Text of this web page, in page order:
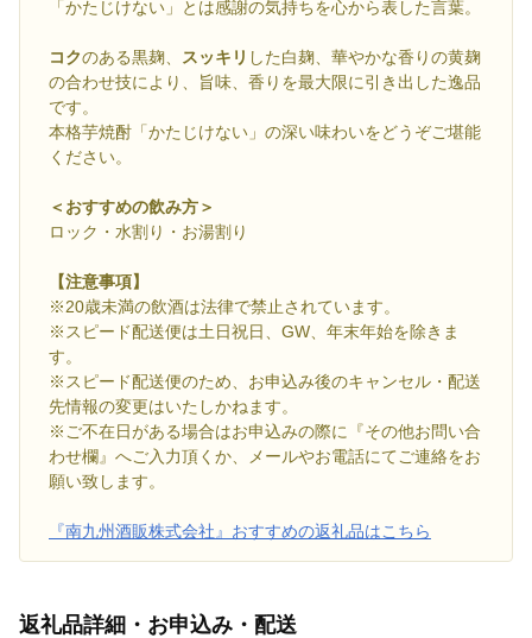
「かたじけない」とは感謝の気持ちを心から表した言葉。
コクのある黒麹、 スッキリ した白麹、華やかな香りの黄麹
の合わせ技により、旨味、香りを最大限に引き出した逸品
です。
本格芋焼酎「かたじけない」の深い味わいをどうぞご堪能
ください。
＜おすすめの飲み方＞
ロック・水割り・お湯割り
【注意事項】
※20歳未満の飲酒は法律で禁止されています。
※スピード配送便は土日祝日、GW、年末年始を除きま
す。
※スピード配送便のため、お申込み後のキャンセル・配送
先情報の変更はいたしかねます。
※ご不在日がある場合はお申込みの際に『その他お問い合
わせ欄』へご入力頂くか、メールやお電話にてご連絡をお
願い致します。
『南九州酒販株式会社』おすすめの返礼品はこちら
返礼品詳細・お申込み・配送